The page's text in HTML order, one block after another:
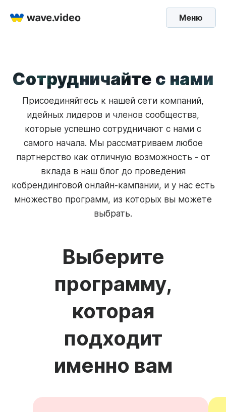
Меню
Сотрудничайте с нами
Присоединяйтесь к нашей сети компаний,
идейных лидеров и членов сообщества,
которые успешно сотрудничают с нами с
самого начала. Мы рассматриваем любое
партнерство как отличную возможность - от
вклада в наш блог до проведения
кобрендинговой онлайн-кампании, и у нас есть
множество программ, из которых вы можете
выбрать.
Выберите
программу,
которая
подходит
именно вам